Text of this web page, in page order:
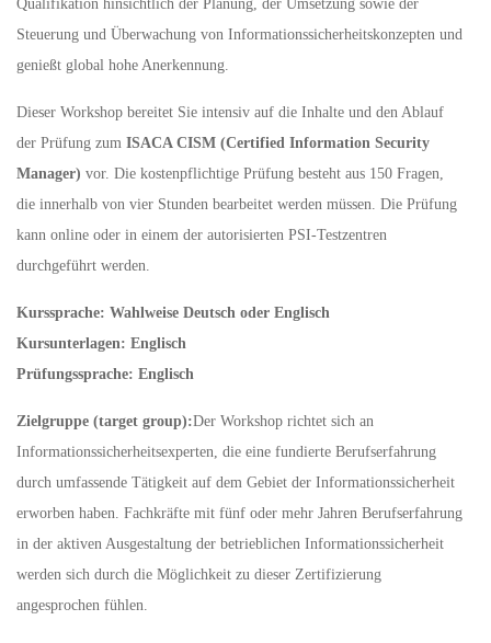
Qualifikation hinsichtlich der Planung, der Umsetzung sowie der
Steuerung und Überwachung von Informationssicherheitskonzepten und
genießt global hohe Anerkennung.
Dieser Workshop bereitet Sie intensiv auf die Inhalte und den Ablauf
der Prüfung zum ISACA CISM (Certified Information Security
Manager) vor. Die kostenpflichtige Prüfung besteht aus 150 Fragen,
die innerhalb von vier Stunden bearbeitet werden müssen. Die Prüfung
kann online oder in einem der autorisierten PSI-Testzentren
durchgeführt werden.
Kurssprache: Wahlweise Deutsch oder Englisch
Kursunterlagen: Englisch
Prüfungssprache: Englisch
Zielgruppe (target group):Der Workshop richtet sich an
Informationssicherheitsexperten, die eine fundierte Berufserfahrung
durch umfassende Tätigkeit auf dem Gebiet der Informationssicherheit
erworben haben. Fachkräfte mit fünf oder mehr Jahren Berufserfahrung
in der aktiven Ausgestaltung der betrieblichen Informationssicherheit
werden sich durch die Möglichkeit zu dieser Zertifizierung
angesprochen fühlen.